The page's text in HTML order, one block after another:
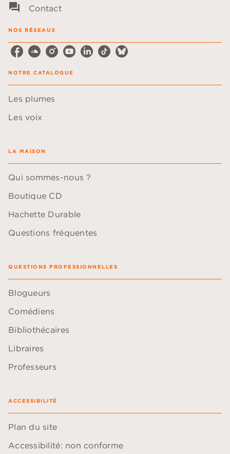
question_answer Contact
NOS RÉSEAUX
NOTRE CATALOGUE
Les plumes
Les voix
LA MAISON
Qui sommes-nous ?
Boutique CD
Hachette Durable
Questions fréquentes
QUESTIONS PROFESSIONNELLES
Blogueurs
Comédiens
Bibliothécaires
Libraires
Professeurs
ACCESSIBILITÉ
Plan du site
Accessibilité: non conforme